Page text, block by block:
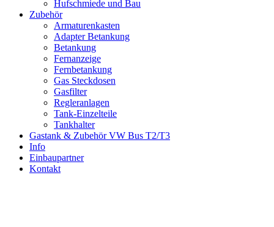
Hufschmiede und Bau
Zubehör
Armaturenkasten
Adapter Betankung
Betankung
Fernanzeige
Fernbetankung
Gas Steckdosen
Gasfilter
Regleranlagen
Tank-Einzelteile
Tankhalter
Gastank & Zubehör VW Bus T2/T3
Info
Einbaupartner
Kontakt